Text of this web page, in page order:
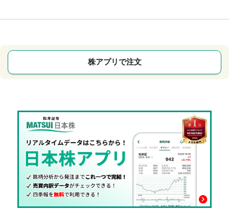
株アプリで注文